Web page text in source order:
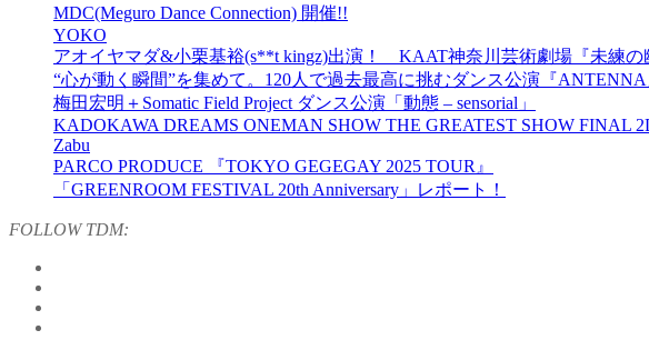
MDC(Meguro Dance Connection) 開催!!
YOKO
アオイヤマダ&小栗基裕(s**t kingz)出演！ KAAT神奈川芸術劇場『未練
“心が動く瞬間”を集めて。120人で過去最高に挑むダンス公演『ANTENNA
梅田宏明＋Somatic Field Project ダンス公演「動態 ‒ sensorial」
KADOKAWA DREAMS ONEMAN SHOW THE GREATEST SHOW FINAL
Zabu
PARCO PRODUCE 『TOKYO GEGEGAY 2025 TOUR』
「GREENROOM FESTIVAL 20th Anniversary」レポート！
FOLLOW TDM: